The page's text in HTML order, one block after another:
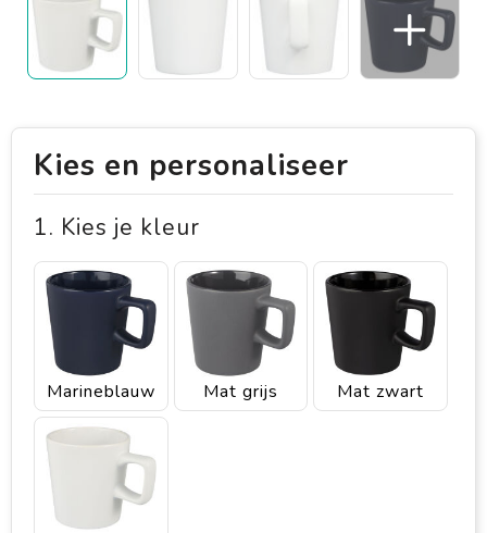
Kies en personaliseer
1. Kies je kleur
Marineblauw Mat grijs Mat zwart